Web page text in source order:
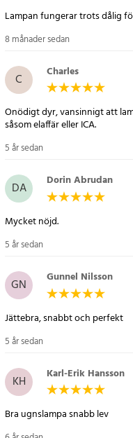
Artikelnummer:75494
Lampan fungerar trots dålig
8 månader sedan
C Charles
Onödigt dyr, vansinnigt att
såsom elaffär eller ICA.
5 år sedan
DA Dorin Abrudan
Mycket nöjd.
5 år sedan
GN Gunnel Nilsson
Jättebra, snabbt och perfekt
5 år sedan
KH Karl-Erik Hansson
Bra ugnslampa snabb lev